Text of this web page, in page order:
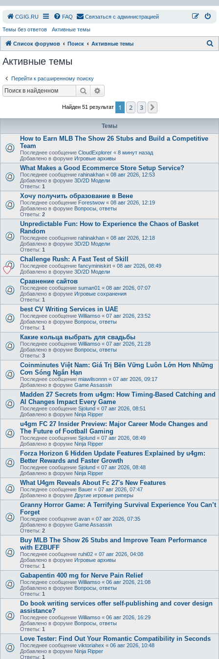
СGIG.RU FAQ Связаться с администрацией
Темы без ответов Активные темы
Список форумов Поиск Активные темы
Активные темы
Перейти к расширенному поиску
Поиск
Найден 51 результат 1 2 3
Темы
How to Earn MLB The Show 26 Stubs and Build a Competitive
Team
Последнее сообщение CloudExplorer « 8 минут назад
Добавлено в форуме Игровые архивы
What Makes a Good Ecommerce Store Setup Service?
Последнее сообщение rahinakhan « 08 авг 2026, 12:53
Добавлено в форуме 3D/2D Модели
Ответы: 1
Хочу получить образование в Вене
Последнее сообщение Forestwow « 08 авг 2026, 12:19
Добавлено в форуме Вопросы, ответы
Ответы: 2
Unpredictable Fun: How to Experience the Chaos of Basket
Random
Последнее сообщение rahinakhan « 08 авг 2026, 12:18
Добавлено в форуме 3D/2D Модели
Ответы: 1
Challenge Rush: A Fast Test of Skill
Последнее сообщение fancyminiskirt « 08 авг 2026, 08:49
Добавлено в форуме 3D/2D Модели
Сравнение сайтов
Последнее сообщение suman01 « 08 авг 2026, 07:07
Добавлено в форуме Игровые сохранения
Ответы: 1
best CV Writing Services in UAE
Последнее сообщение Williamso « 07 авг 2026, 23:52
Добавлено в форуме Вопросы, ответы
Ответы: 1
Какие кольца выбрать для свадьбы
Последнее сообщение Williamso « 07 авг 2026, 21:28
Добавлено в форуме Вопросы, ответы
Ответы: 3
Coinminutes Việt Nam: Giá Trị Bền Vững Luôn Lớn Hơn Những
Cơn Sóng Ngắn Hạn
Последнее сообщение miawilsonnn « 07 авг 2026, 09:17
Добавлено в форуме Game Assassin
Madden 27 Secrets from u4gm: How Timing-Based Catching and
AI Changes Impact Every Game
Последнее сообщение Sjolund « 07 авг 2026, 08:51
Добавлено в форуме Ninja Ripper
u4gm FC 27 Insider Preview: Major Career Mode Changes and
The Future of Football Gaming
Последнее сообщение Sjolund « 07 авг 2026, 08:49
Добавлено в форуме Ninja Ripper
Forza Horizon 6 Hidden Update Features Explained by u4gm:
Better Rewards and Faster Growth
Последнее сообщение Sjolund « 07 авг 2026, 08:48
Добавлено в форуме Ninja Ripper
What U4gm Reveals About Fc 27's New Features
Последнее сообщение Bauer « 07 авг 2026, 07:47
Добавлено в форуме Другие игровые риперы
Granny Horror Game: A Terrifying Survival Experience You Can’t
Forget
Последнее сообщение avan « 07 авг 2026, 07:35
Добавлено в форуме Game Assassin
Ответы: 2
Buy MLB The Show 26 Stubs and Improve Team Performance
with EZBUFF
Последнее сообщение ruhi02 « 07 авг 2026, 04:08
Добавлено в форуме Игровые архивы
Ответы: 1
Gabapentin 400 mg for Nerve Pain Relief
Последнее сообщение Williamso « 06 авг 2026, 21:08
Добавлено в форуме Вопросы, ответы
Ответы: 1
Do book writing services offer self-publishing and cover design
assistance?
Последнее сообщение Williamso « 06 авг 2026, 16:29
Добавлено в форуме Вопросы, ответы
Ответы: 1
Love Tester: Find Out Your Romantic Compatibility in Seconds
Последнее сообщение viktoriahex « 06 авг 2026, 10:48
Добавлено в форуме Ninja Ripper
Ответы: 1